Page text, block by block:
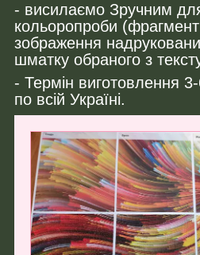
- висилаємо Зручним
кольоропроби
зображення
шматку обраного з
- Термін виготовлення
по всій Україні.